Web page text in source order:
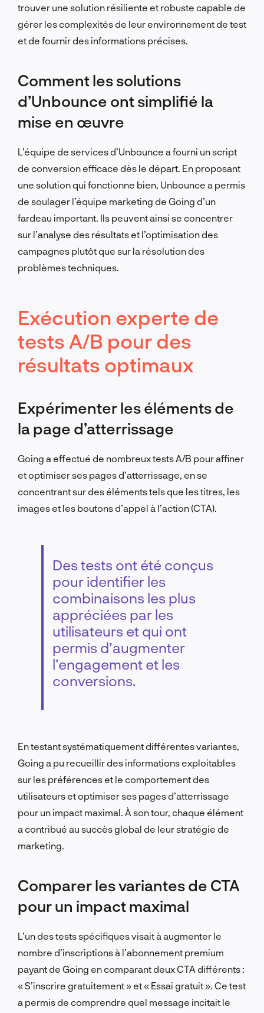
trouver une solution résiliente et robuste capable de
gérer les complexités de leur environnement de test
et de fournir des informations précises.
Comment les solutions
d’Unbounce ont simplifié la
mise en œuvre
L’équipe de services d’Unbounce a fourni un script
de conversion efficace dès le départ. En proposant
une solution qui fonctionne bien, Unbounce a permis
de soulager l’équipe marketing de Going d’un
fardeau important. Ils peuvent ainsi se concentrer
sur l’analyse des résultats et l’optimisation des
campagnes plutôt que sur la résolution des
problèmes techniques.
Exécution experte de
tests A/B pour des
résultats optimaux
Expérimenter les éléments de
la page d’atterrissage
Going a effectué de nombreux tests A/B pour affiner
et optimiser ses pages d’atterrissage, en se
concentrant sur des éléments tels que les titres, les
images et les boutons d’appel à l’action (CTA).
Des tests ont été conçus
pour identifier les
combinaisons les plus
appréciées par les
utilisateurs et qui ont
permis d’augmenter
l’engagement et les
conversions.
En testant systématiquement différentes variantes,
Going a pu recueillir des informations exploitables
sur les préférences et le comportement des
utilisateurs et optimiser ses pages d’atterrissage
pour un impact maximal. À son tour, chaque élément
a contribué au succès global de leur stratégie de
marketing.
Comparer les variantes de CTA
pour un impact maximal
L’un des tests spécifiques visait à augmenter le
nombre d’inscriptions à l’abonnement premium
payant de Going en comparant deux CTA différents :
« S’inscrire gratuitement » et « Essai gratuit ». Ce test
a permis de comprendre quel message incitait le